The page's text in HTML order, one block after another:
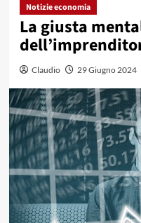
Notizie economia
La giusta
Claudio 29 Giugno 2024